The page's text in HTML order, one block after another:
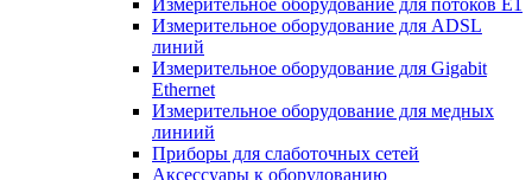
Измерительное оборудование для потоков Е1
Измерительное оборудование для ADSL
линий
Измерительное оборудование для Gigabit
Ethernet
Измерительное оборудование для медных
линиий
Приборы для слаботочных сетей
Аксессуары к оборудованию